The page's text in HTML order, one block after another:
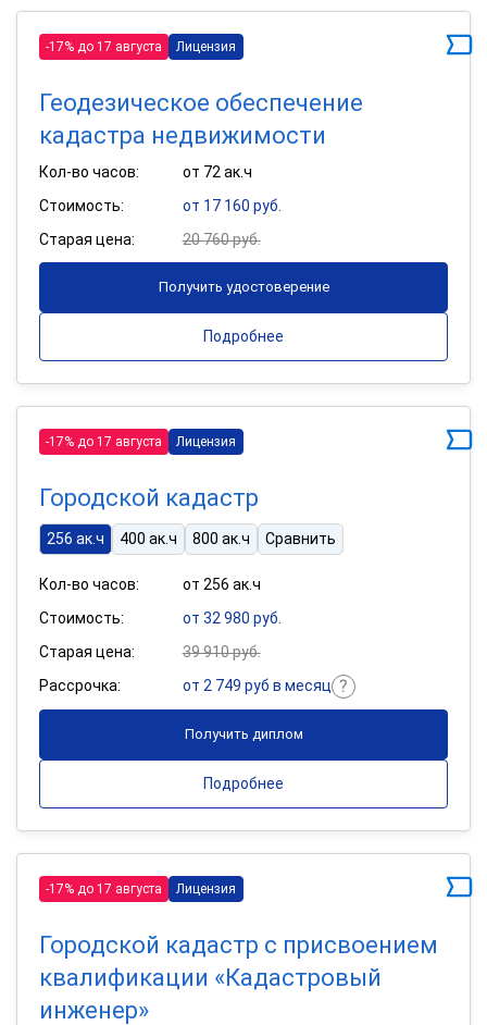
-17% до 17 августа Лицензия
Геодезическое обеспечение
кадастра недвижимости
Кол-во часов:
от 72 ак.ч
Стоимость:
от 17 160 руб.
Старая цена:
20 760 руб.
Получить удостоверение
Подробнее
-17% до 17 августа Лицензия
Городской кадастр
256 ак.ч 400 ак.ч 800 ак.ч Сравнить
Кол-во часов:
от 256 ак.ч
Стоимость:
от 32 980 руб.
Старая цена:
39 910 руб.
Рассрочка:
от 2 749 руб в месяц
Получить диплом
Подробнее
-17% до 17 августа Лицензия
Городской кадастр с присвоением
квалификации «Кадастровый
инженер»